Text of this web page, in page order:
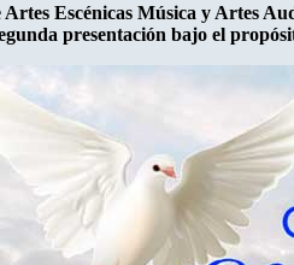
Artes Escénicas Música y Artes
presentación bajo el